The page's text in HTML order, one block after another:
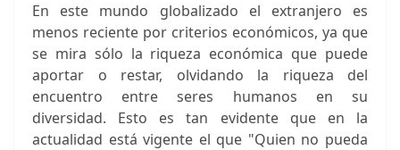
En este mundo globalizado el extranjero es
menos reciente por criterios económicos, ya que
se mira sólo la riqueza económica que puede
aportar o restar, olvidando la riqueza del
encuentro entre seres humanos en su
diversidad. Esto es tan evidente que en la
actualidad está vigente el que "Quien no pueda